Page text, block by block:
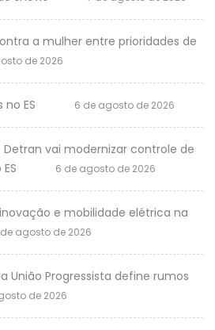
a mulher entre prioridades de
de 2026
no ES 6 de agosto de 2026
vai modernizar controle de
6 de agosto de 2026
e mobilidade elétrica na
agosto de 2026
União Progressista define rumos
de 2026